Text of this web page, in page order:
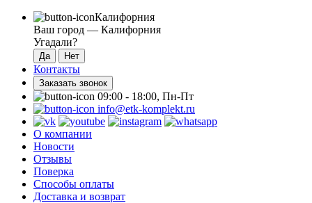
Калифорния
Ваш город — Калифорния
Угадали?
Контакты
Заказать звонок
09:00 - 18:00, Пн-Пт
info@etk-komplekt.ru
О компании
Новости
Отзывы
Поверка
Способы оплаты
Доставка и возврат